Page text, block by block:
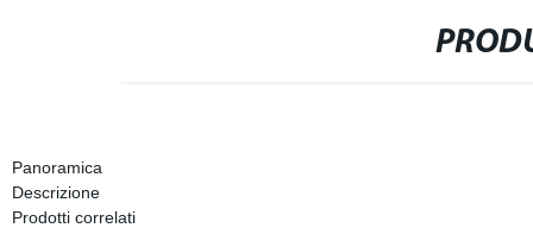
Panoramica
Descrizione
Prodotti correlati